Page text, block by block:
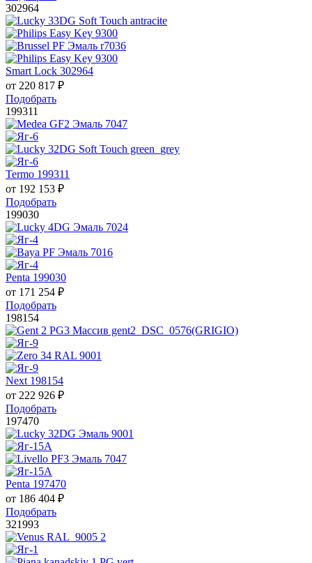
302964
Smart Lock 302964
от 220 817 ₽
Подобрать
199311
Termo 199311
от 192 153 ₽
Подобрать
199030
Penta 199030
от 171 254 ₽
Подобрать
198154
Next 198154
от 222 926 ₽
Подобрать
197470
Penta 197470
от 186 404 ₽
Подобрать
321993